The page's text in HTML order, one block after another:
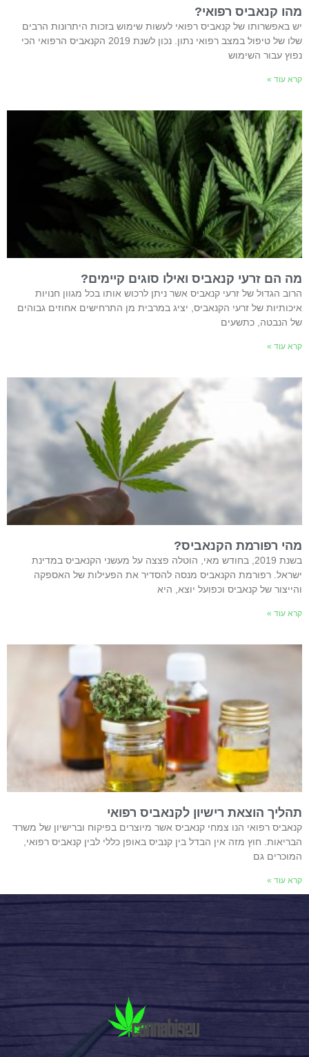
מהו קנאביס רפואי?
יש באפשרותו של קנאביס רפואי לעשות שימוש בזכות היתרונות הרבים
שלו של טיפול במצב רפואי נתון. נכון לשנת 2019 הקנאביס הרפואי הכי
נפוץ עבור השימוש
קרא עוד »
מה הם זרעי קנאביס ואילו סוגים קיימים?
הרוב הגדול של זרעי קנאביס אשר ניתן לרכוש אותו בכל מגוון חנויות
איכותיות של זרעי הקנאביס, יציג במרבית מן התרחישים אחוזים גבוהים
של הנבטה, כתשעים
קרא עוד »
מהי רפורמת הקנאביס?
בשנת 2019, בחודש מאי, הוטלה פצצה על מעשני הקנאביס במדינת
ישראל. רפורמת הקנאביס מנסה להסדיר את הפעילות של האספקה
והייצור של קנאביס וכפועל יוצא, היא
קרא עוד »
תהליך הוצאת רישיון לקנאביס רפואי
קנאביס רפואי הנו צמחי קנאביס אשר מיוצרים בפיקוח וברישיון של משרד
הבריאות. חוץ מזה אין הבדל בין קנביס באופן כללי לבין קנאביס רפואי,
המוכרים גם
קרא עוד »